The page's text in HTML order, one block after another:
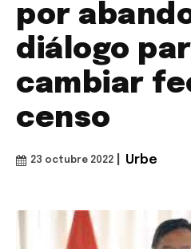
por
diálogo
cambiar
censo
23 octubre 2022 Urbe